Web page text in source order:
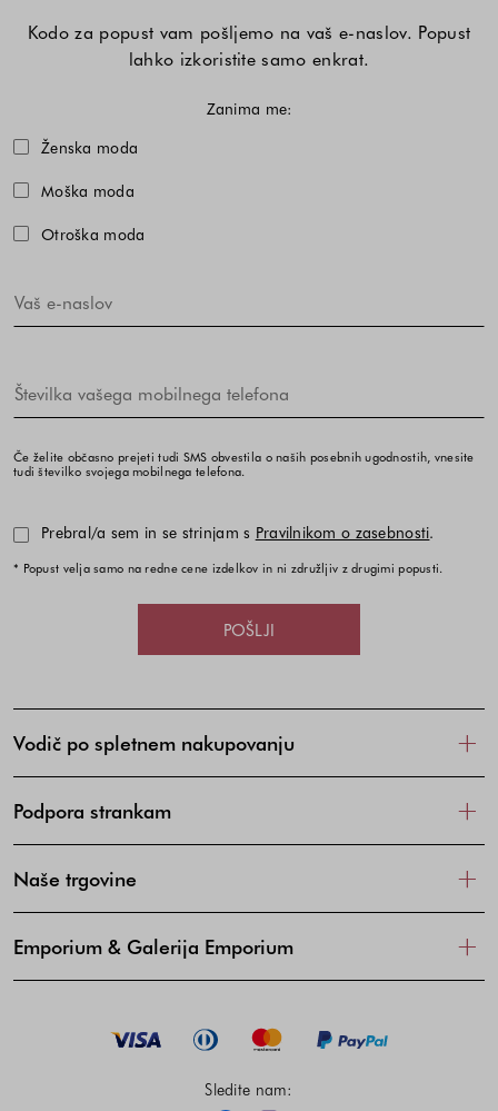
Kodo za popust vam pošljemo na vaš e-naslov. Popust
lahko izkoristite samo enkrat.
Zanima me:
Ženska moda
Moška moda
Otroška moda
Če želite občasno prejeti tudi SMS obvestila o naših posebnih ugodnostih, vnesite
tudi številko svojega mobilnega telefona.
Prebral/a sem in se strinjam s Pravilnikom o zasebnosti.
* Popust velja samo na redne cene izdelkov in ni združljiv z drugimi popusti.
POŠLJI
Vodič po spletnem nakupovanju
Podpora strankam
Naše trgovine
Emporium & Galerija Emporium
Sledite nam: